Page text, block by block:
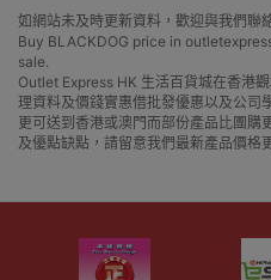
如網站未及時更新資料，歡迎與我們聯
Buy BLACKDOG price in
sale.
Outlet Express HK 生活百貨城在香港
理資料及價錢實惠借批發優惠以及公司
更可送到香港或澳門而部份產品比團購
及優點缺點，請留意我們最新產品價格